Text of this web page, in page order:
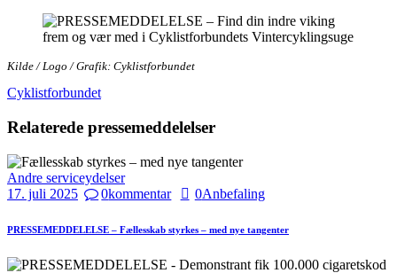
Kilde / Logo / Grafik: Cyklistforbundet
Cyklistforbundet
Relaterede pressemeddelelser
Andre serviceydelser
17. juli 2025
0kommentar 0Anbefaling
PRESSEMEDDELELSE – Fællesskab styrkes – med nye tangenter